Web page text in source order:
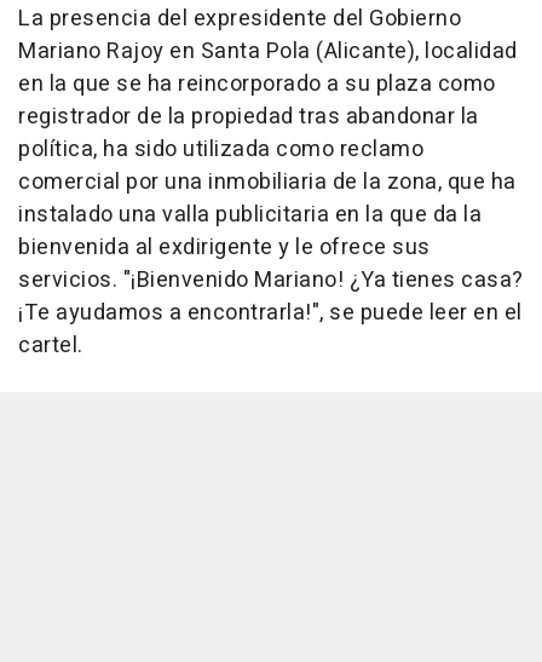
La presencia del expresidente del Gobierno
Mariano Rajoy en Santa Pola (Alicante), localidad
en la que se ha reincorporado a su plaza como
registrador de la propiedad tras abandonar la
política, ha sido utilizada como reclamo
comercial por una inmobiliaria de la zona, que ha
instalado una valla publicitaria en la que da la
bienvenida al exdirigente y le ofrece sus
servicios. "¡Bienvenido Mariano! ¿Ya tienes casa?
¡Te ayudamos a encontrarla!", se puede leer en el
cartel.